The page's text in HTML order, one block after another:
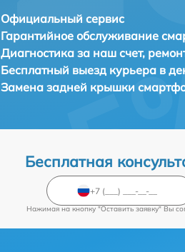
Официальный сервис
Гарантийное обслуживание
Диагностика за наш счет,
Бесплатный выезд курьера в
Замена задней крышки
Бесплатная
Нажимая на кнопку "Оставить заявку" Вы